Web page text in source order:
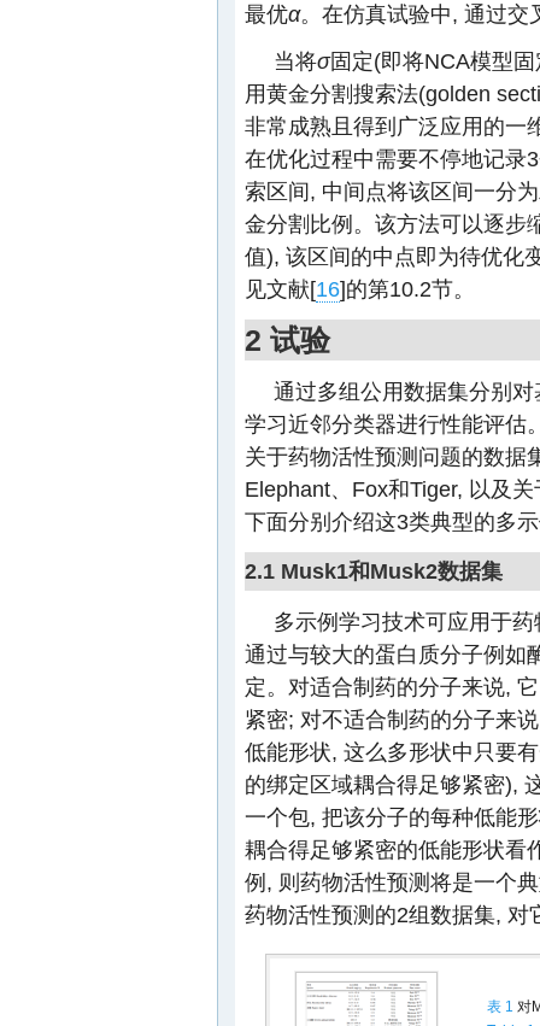
最优α。在仿真试验中, 通过交
当将σ固定(即将NCA模型
用黄金分割搜索法(golden
非常成熟且得到广泛应用的一
在优化过程中需要不停地记录
索区间, 中间点将该区间一分
金分割比例。该方法可以逐步
值), 该区间的中点即为待优化
见文献[16]的第10.2节。
2 试验
通过多组公用数据集分别
学习近邻分类器进行性能评估
关于药物活性预测问题的数据
Elephant、Fox和Tiger, 以及
下面分别介绍这3类典型的多
2.1 Musk1和Musk2数据集
多示例学习技术可应用于
通过与较大的蛋白质分子例如
定。对适合制药的分子来说,
紧密; 对不适合制药的分子来
低能形状, 这么多形状中只要
的绑定区域耦合得足够紧密),
一个包, 把该分子的每种低能
耦合得足够紧密的低能形状看
例, 则药物活性预测将是一个
药物活性预测的2组数据集, 对
表 1 对